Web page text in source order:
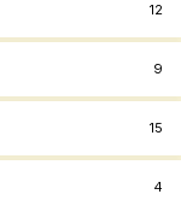
12
9
15
4